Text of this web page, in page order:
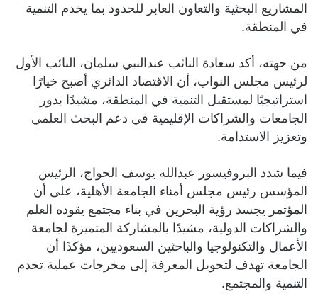
المشاريع البحثية والتعاون العابر للحدود بما يخدم التنمية
في المنطقة.
من جهته، أكد سعادة النائب عبدالنبي سلمان، النائب الأول
لرئيس مجلس النواب، أن الاقتصاد الدائري أصبح خيارًا
استراتيجيًا لمستقبل التنمية في المنطقة، مشيدًا بدور
الجامعات والشراكات الإقليمية في دعم البحث العلمي
وتعزيز الاستدامة.
فيما شدد البروفيسور عبدالله يوسف الحواج، الرئيس
المؤسس رئيس مجلس أمناء الجامعة الأهلية، على أن
المؤتمر يجسد رؤية البحرين في بناء مجتمع يقوده العلم
والشراكات الدولية، مشيدًا بالمشاركة المتميزة لجامعة
الأعمال والتكنولوجيا والباحثين السعوديين، مؤكدًا أن
الجامعة تهدف لتحويل المعرفة إلى مخرجات عملية تخدم
التنمية والمجتمع.